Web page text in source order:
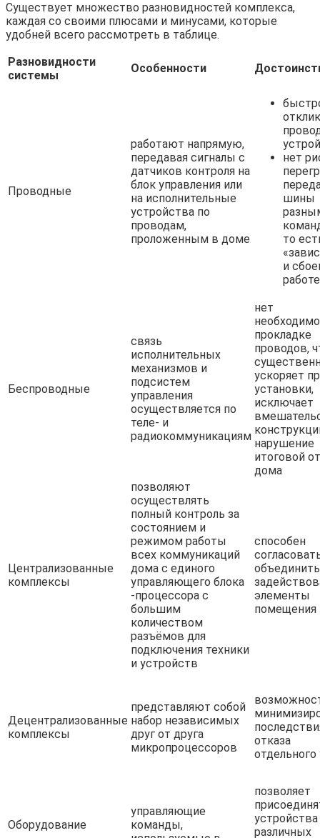
Существует множество разновидностей комплекса,
каждая со своими плюсами и минусами, которые
удобней всего рассмотреть в таблице.
Разновидности
системы
Особенности
Проводные
работают напрямую,
передавая сигналы с
датчиков контроля на
блок управления или
на исполнительные
устройства по
проводам,
проложенным в доме
нет
шины
то
и
Беспроводные
связь
исполнительных
механизмов и
подсистем
управления
осуществляется по
теле- и
радиокоммуникациям
нет
прокладке
проводов,
ускоряет
установки,
исключает
нарушение
итоговой
дома
Централизованные
комплексы
позволяют
осуществлять
полный контроль за
состоянием и
режимом работы
всех коммуникаций
дома с единого
управляющего блока
-процессора с
большим
количеством
разъёмов для
подключения техники
и устройств
способен
элементы
помещения
Децентрализованные
комплексы
представляют собой
набор независимых
друг от друга
микропроцессоров
отказа
отдельного
Оборудование
управляющие
команды,
позволяет
различных